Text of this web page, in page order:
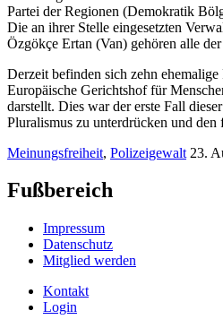
Partei der Regionen (Demokratik
Die an ihrer Stelle eingesetzten
Özgökçe Ertan (Van) gehören alle
Derzeit befinden sich zehn
Europäische Gerichtshof für
darstellt. Dies war der erste Fall
Pluralismus zu unterdrücken und
Meinungsfreiheit, Polizeigewalt 23.
Fußbereich
Impressum
Datenschutz
Mitglied werden
Kontakt
Login